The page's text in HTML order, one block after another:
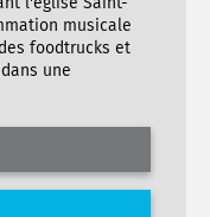
musicale
foodtrucks et
une